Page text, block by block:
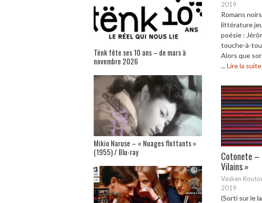
2019
Romans
littérature
poésie :
touche-à-
Alors que
...Lire la suite
Cotonete –
Vilains »
Vasken
2019
(Sorti sur le
Tënk fête ses 10 ans – de mars à
novembre 2026
Mikio Naruse – « Nuages flottants »
(1955) / Blu-ray